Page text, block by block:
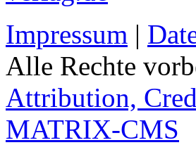
Impressum |
Alle Rechte
Attribution,
MATRIX-CMS